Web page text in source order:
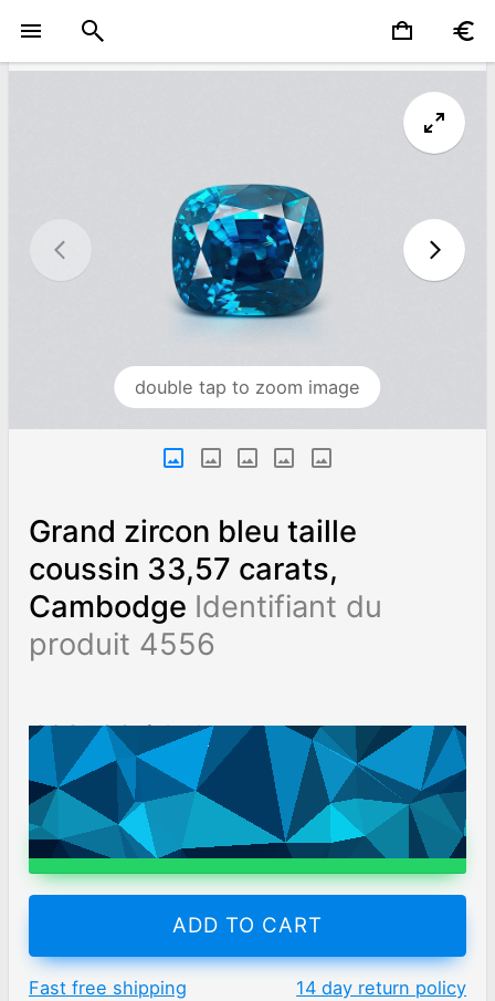
double tap to zoom image
Grand zircon bleu taille
coussin 33,57 carats,
Cambodge Identifiant du
produit 4556
€20563/ 613/ct
Worldwide shipping
Chat on WhatsApp
ADD TO CART
Fast free shipping
14 day return policy